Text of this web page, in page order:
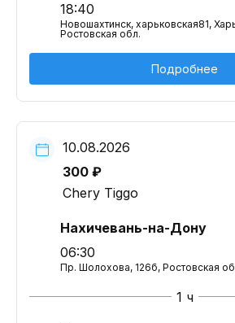
18:40
Новошахтинск, харьковская81,
Ростовская обл.
Подробнее
10.08.2026
300 ₽
Chery Tiggo
Нахичевань-на-Дону
06:30
Пр. Шолохова, 126б, Ростовская
1 ч